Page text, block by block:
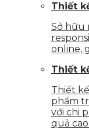
Thiết
Sở hữu
online,
Thiết
Thiết
phẩm
với chi
quả cao.